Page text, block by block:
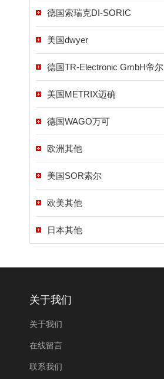
德国索瑞克DI-SORIC
美国dwyer
德国TR-Electronic GmbH帝尔
美国METRIX迈确
德国WAGO万可
欧洲其他
美国SOR索尔
欧美其他
日本其他
关于我们
关于我们
在线留言
联系我们